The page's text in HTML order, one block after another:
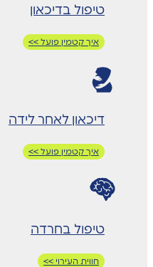
טיפול בדיכאון
איך קטמין פועל >>
דיכאון לאחר לידה
איך קטמין פועל >>
טיפול בחרדה
חווית העירוי >>